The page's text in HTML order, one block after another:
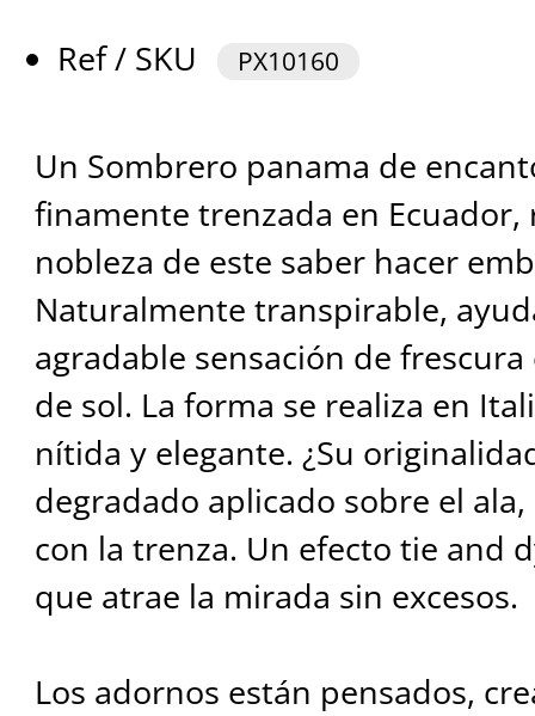
Ref / SKU
PX10160
Un Sombrero panama de
finamente trenzada en Ecuador,
nobleza de este saber hacer
Naturalmente transpirable,
agradable sensación de
de sol. La forma se realiza en
nítida y elegante. ¿Su
degradado aplicado sobre el
con la trenza. Un efecto tie and
que atrae la mirada sin excesos.
Los adornos están pensados,